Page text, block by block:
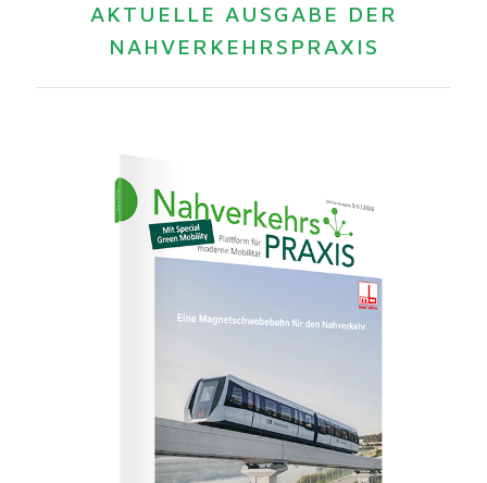
AKTUELLE AUSGABE DER
NAHVERKEHRSPRAXIS